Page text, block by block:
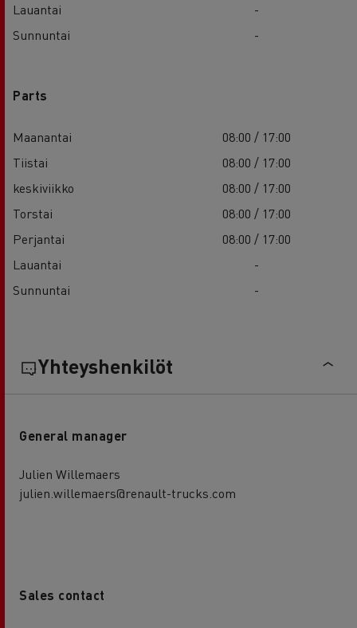
Lauantai
-
Sunnuntai
-
Parts
Maanantai
08:00 / 17:00
Tiistai
08:00 / 17:00
keskiviikko
08:00 / 17:00
Torstai
08:00 / 17:00
Perjantai
08:00 / 17:00
Lauantai
-
Sunnuntai
-
Yhteyshenkilöt
General manager
Julien Willemaers
julien.willemaers@renault-trucks.com
Sales contact